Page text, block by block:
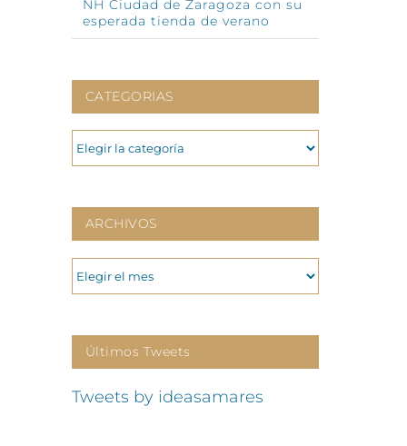
NH Ciudad de Zaragoza con su
esperada tienda de verano
CATEGORIAS
CATEGORIAS
ARCHIVOS
ARCHIVOS
Últimos Tweets
Tweets by ideasamares